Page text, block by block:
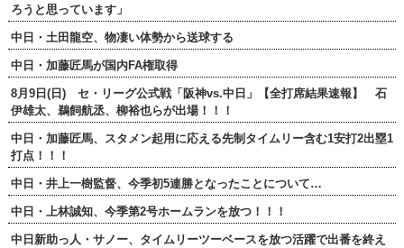
ろうと思っています」
中日・土田龍空、物凄い体勢から送球する
中日・加藤匠馬が国内FA権取得
8月9日(日) セ・リーグ公式戦「阪神vs.中日」【全打席結果速報】 石
伊雄太、鵜飼航丞、柳裕也らが出場！！！
中日・加藤匠馬、スタメン起用に応える先制タイムリー含む1安打2出塁1
打点！！！
中日・井上一樹監督、今季初5連勝となったことについて…
中日・上林誠知、今季第2号ホームランを放つ！！！
中日新助っ人・サノー、タイムリーツーベースを放つ活躍で出番を終え